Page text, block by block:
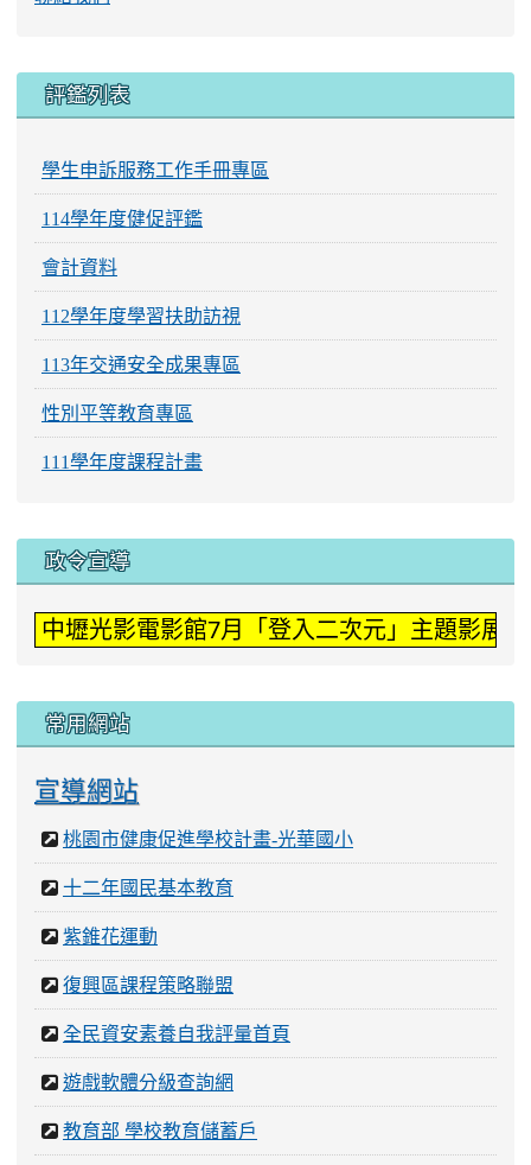
評鑑列表
學生申訴服務工作手冊專區
114學年度健促評鑑
會計資料
112學年度學習扶助訪視
113年交通安全成果專區
性別平等教育專區
111學年度課程計畫
政令宣導
中壢光影電影館7月「登入二次元」主題影展。
常用網站
宣導網站
桃園市健康促進學校計畫-光華國小
十二年國民基本教育
紫錐花運動
復興區課程策略聯盟
全民資安素養自我評量首頁
遊戲軟體分級查詢網
教育部 學校教育儲蓄戶